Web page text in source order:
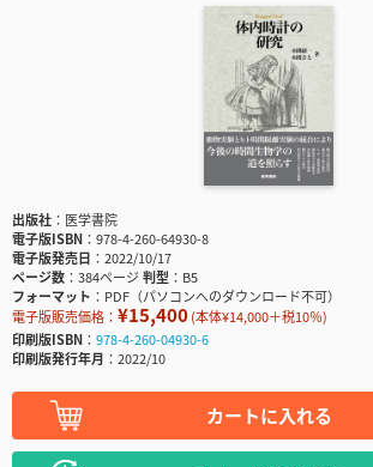
出版社
医学書院
電子版ISBN
978-4-260-64930-8
電子版発売日
2022/10/17
ページ数
384ページ判型
B5
フォーマット
PDF（パソコンへのダウンロード不可）
電子版販売価格： ¥15,400(本体¥14,000＋税10％)
印刷版ISBN
978-4-260-04930-6
印刷版発行年月
2022/10
カートに入れる